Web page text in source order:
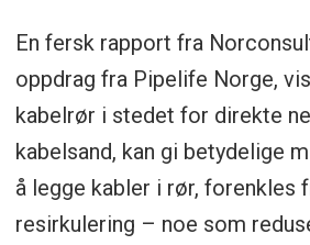
En fersk rapport fra
oppdrag fra Pipelife Norge,
kabelrør i stedet for direkte
kabelsand, kan gi betydelige
å legge kabler i rør, forenkles
resirkulering – noe som